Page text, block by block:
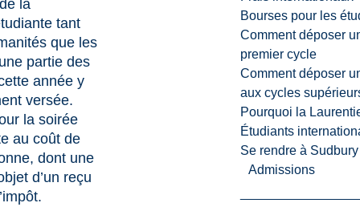
Bourses pour les
Comment déposer
premier cycle
Comment déposer
aux cycles
Pourquoi la
Étudiants
Se rendre à Sudbury
Admissions
la
tant
que les
partie des
année y
versée.
la soirée
au coût de
dont une
d’un reçu